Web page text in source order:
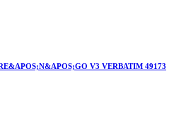
V3 VERBATIM 49173